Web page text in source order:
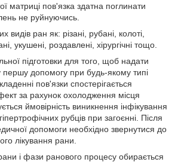
матриці пов'язка здатна поглинати
не руйнуючись.
видів ран як: різані, рубані, колоті,
укушені, роздавлені, хірургічні тощо.
підготовки для того, щоб надати
першу допомогу при будь-якому типі
пов'язки спостерігається
за рахунок охолодження місця
ймовірність виникнення інфікування
рубців при загоєнні. Після
допомоги необхідно звернутися до
лікування рани.
і фази ранового процесу обирається